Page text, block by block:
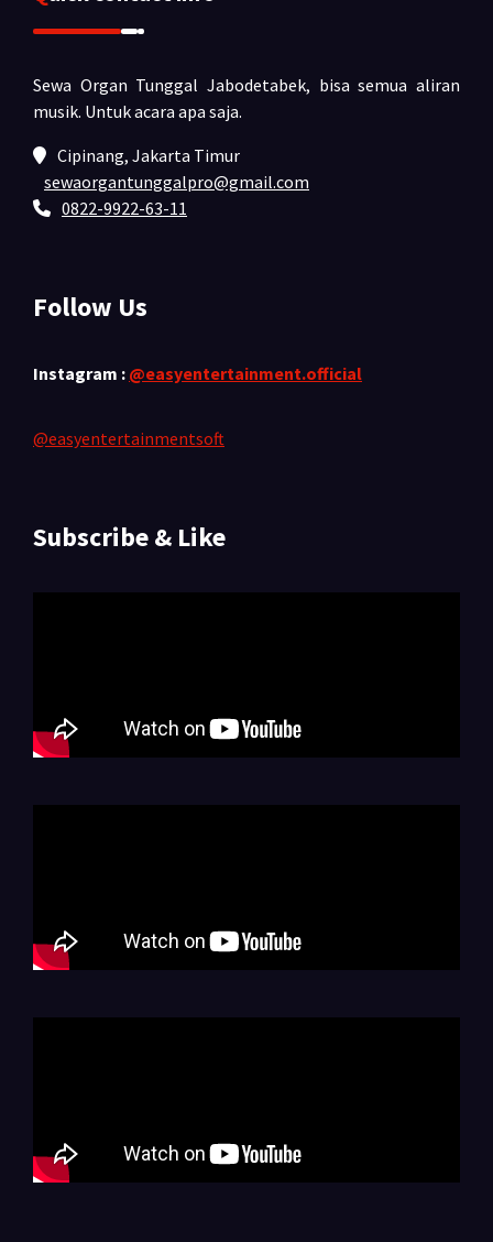
Sewa Organ Tunggal Jabodetabek, bisa semua aliran
musik. Untuk acara apa saja.
Cipinang, Jakarta Timur
sewaorgantunggalpro@gmail.com
0822-9922-63-11
Follow Us
Instagram : @easyentertainment.official
@easyentertainmentsoft
Subscribe & Like